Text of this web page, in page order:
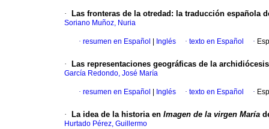
· Las fronteras de la otredad: la traducción española
Soriano Muñoz, Nuria
· resumen en Español Inglés · texto en Español ·
· Las representaciones geográficas de la
García Redondo, José María
· resumen en Español Inglés · texto en Español ·
· La idea de la historia en Imagen de la virgen María
Hurtado Pérez, Guillermo